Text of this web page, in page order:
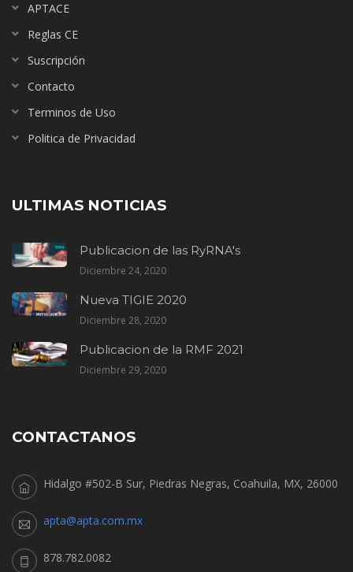
APTACE
Reglas CE
Suscripción
Contacto
Terminos de Uso
Politica de Privacidad
ULTIMAS NOTICIAS
Publicacion de las RyRNA's
Diciembre 24, 2020
Nueva TIGIE 2020
Diciembre 28, 2020
Publicacion de la RMF 2021
Diciembre 29, 2020
CONTACTANOS
Hidalgo #502-B Sur, Piedras Negras, Coahuila, MX, 26000
apta@apta.com.mx
878.782.0082